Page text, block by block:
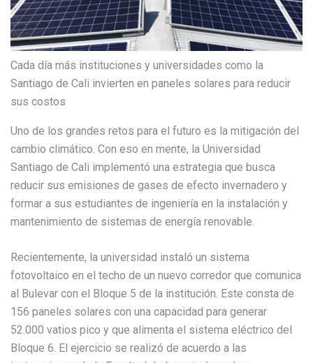
Cada día más instituciones y universidades como la
Santiago de Cali invierten en paneles solares para reducir
sus costos
Uno de los grandes retos para el futuro es la mitigación del
cambio climático. Con eso en mente, la Universidad
Santiago de Cali implementó una estrategia que busca
reducir sus emisiones de gases de efecto invernadero y
formar a sus estudiantes de ingeniería en la instalación y
mantenimiento de sistemas de energía renovable.
Recientemente, la universidad instaló un sistema
fotovoltaico en el techo de un nuevo corredor que comunica
al Bulevar con el Bloque 5 de la institución. Este consta de
156 paneles solares con una capacidad para generar
52.000 vatios pico y que alimenta el sistema eléctrico del
Bloque 6. El ejercicio se realizó de acuerdo a las